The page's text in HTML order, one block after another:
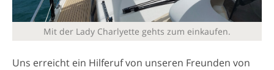
Mit der Lady Charlyette gehts zum einkaufen.
Uns erreicht ein Hilferuf von unseren Freunden von